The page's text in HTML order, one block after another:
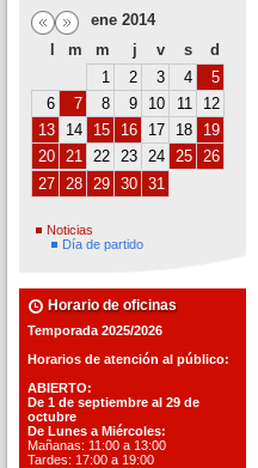
ene 2014
m m j v s
d
1
2 3 4
5
6
7 8 9 10 11
12
13
14 15 16 17 18
19
20 21 22 23 24 25 26
27 28 29 30 31
Noticias
Día de partido
Horario de oficinas
Temporada 2025/2026
Horarios de atención al público:
ABIERTO:
De 1 de septiembre al 29 de
octubre
De Lunes a Miércoles:
Mañanas: 11:00 a 13:00
Tardes: 17:00 a 19:00